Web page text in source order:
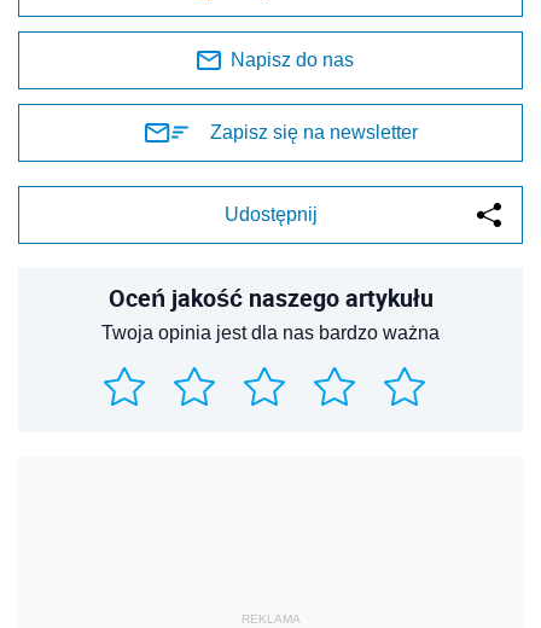
Napisz do nas
Zapisz się na newsletter
Udostępnij
Oceń jakość naszego artykułu
Twoja opinia jest dla nas bardzo ważna
REKLAMA